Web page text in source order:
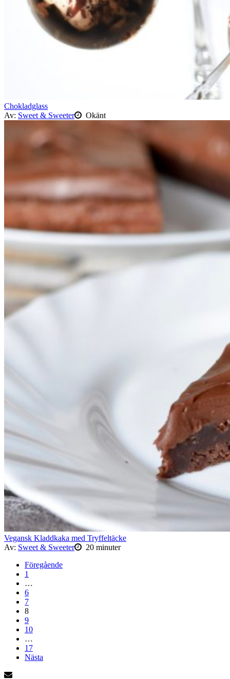
Chokladglass
Av: Sweet & Sweeter Okänt
Vegansk Kladdkaka med Tryffeltäcke
Av: Sweet & Sweeter
20 minuter
Föregående
1
…
6
7
8
9
10
…
17
Nästa